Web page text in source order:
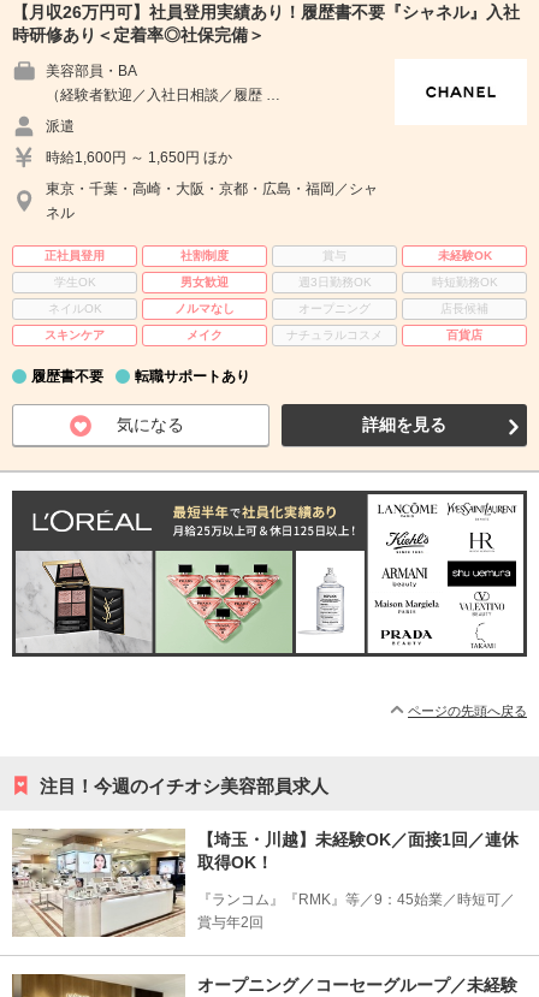
【月収26万円可】社員登用実績あり！履歴書不要『シャネル』入社
時研修あり＜定着率◎社保完備＞
美容部員・BA
（経験者歓迎／入社日相談／履歴 …
派遣
時給1,600円 ～ 1,650円 ほか
東京・千葉・高崎・大阪・京都・広島・福岡／シャ
ネル
正社員登用 社割制度 賞与
未経験OK
学生OK
男女歓迎 週3日勤務OK
時短勤務OK
ネイルOK
ノルマなし オープニング
店長候補
スキンケア
メイク ナチュラルコスメ 百貨店
履歴書不要 転職サポートあり
気になる 詳細を見る
ページの先頭へ戻る
注目！今週のイチオシ美容部員求人
【埼玉・川越】未経験OK／面接1回／連休
取得OK！
『ランコム』『RMK』等／9：45始業／時短可／
賞与年2回
オープニング／コーセーグループ／未経験